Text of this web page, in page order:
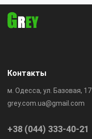
Контакты
м. Одесса, ул. Базовая, 17
grey.com.ua@gmail.com
+38 (044) 333-40-21